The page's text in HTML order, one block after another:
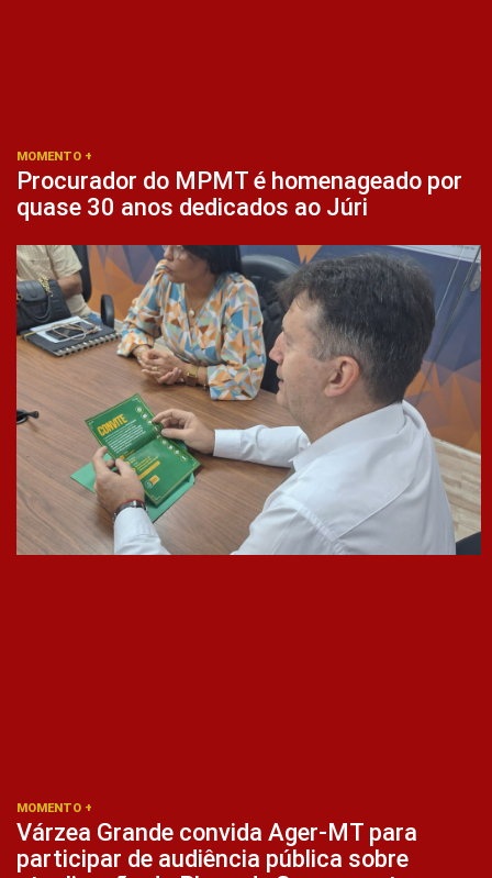
MOMENTO +
Procurador do MPMT é homenageado por
quase 30 anos dedicados ao Júri
MOMENTO +
Várzea Grande convida Ager-MT para
participar de audiência pública sobre